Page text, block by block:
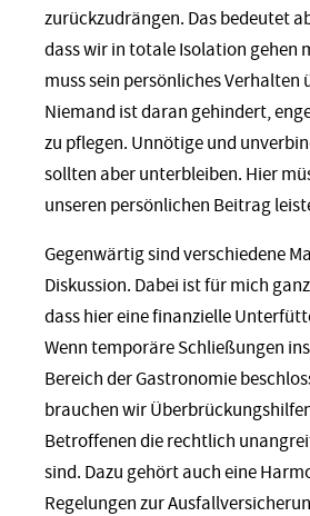
zurückzudrängen. Das bedeutet
dass wir in totale Isolation gehen
muss sein persönliches Verhalten
Niemand ist daran gehindert,
zu pflegen. Unnötige und
sollten aber unterbleiben. Hier
unseren persönlichen Beitrag
Gegenwärtig sind verschiedene
Diskussion. Dabei ist für mich
dass hier eine finanzielle
Wenn temporäre Schließungen
Bereich der Gastronomie
brauchen wir
Betroffenen die rechtlich
sind. Dazu gehört auch eine
Regelungen zur